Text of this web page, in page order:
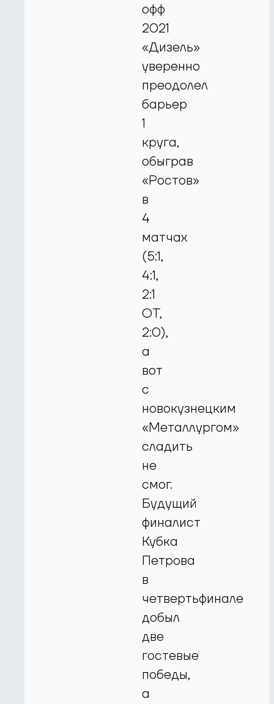
офф
2021
«Дизель»
уверенно
преодолел
барьер
1
круга,
обыграв
«Ростов»
в
4
матчах
(5:1,
4:1,
2:1
ОТ,
2:0),
а
вот
с
новокузнецким
«Металлургом»
сладить
не
смог.
Будущий
финалист
Кубка
Петрова
в
четвертьфинале
добыл
две
гостевые
победы,
а